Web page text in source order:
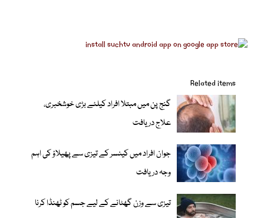
Related items
گنج پن میں مبتلا افراد کیلئے بڑی خوشخبری،
علاج دریافت
جوان افراد میں کینسر کے تیزی سے پھیلاؤ کی اہم
وجہ دریافت
تیزی سے وزن گھٹانے کے لیے جسم کو ٹھنڈا کرنا